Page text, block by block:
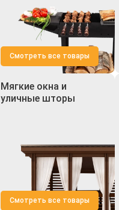
Смотреть все товары
Мягкие окна и
уличные шторы
Смотреть все товары